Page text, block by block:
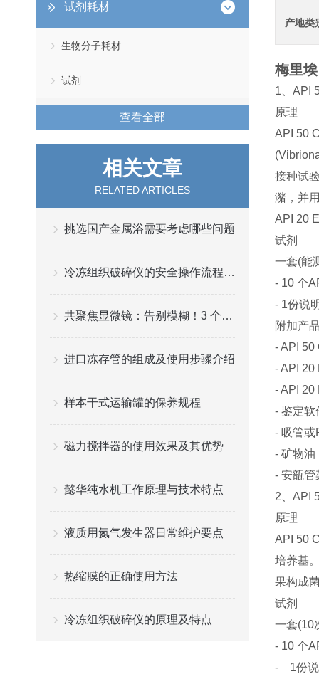
试剂耗材
生物分子耗材
试剂
查看全部
相关文章
RELATED ARTICLES
挑选国产金属浴需要考虑哪些问题
冷冻组织破碎仪的安全操作流程是什么
共聚焦显微镜：告别模糊！3 个技巧拍出高清成像
进口冻存管的组成及使用步骤介绍
样本干式运输罐的保养规程
磁力搅拌器的使用效果及其优势
懿华纯水机工作原理与技术特点
液质用氮气发生器日常维护要点
热缩膜的正确使用方法
冷冻组织破碎仪的原理及特点
产地类
梅里
1、API
原理
API 50
接种试
潴，并
API 20
试剂
一套(能
- 10 个
- 1份说
附加产
- API 50
- API 20
- API 20
- 鉴定软
- 吸管或
- 矿物油
- 安瓿管
2、API
原理
API 50
培养基
果构成
试剂
一套(10
- 10 个
- 1份说